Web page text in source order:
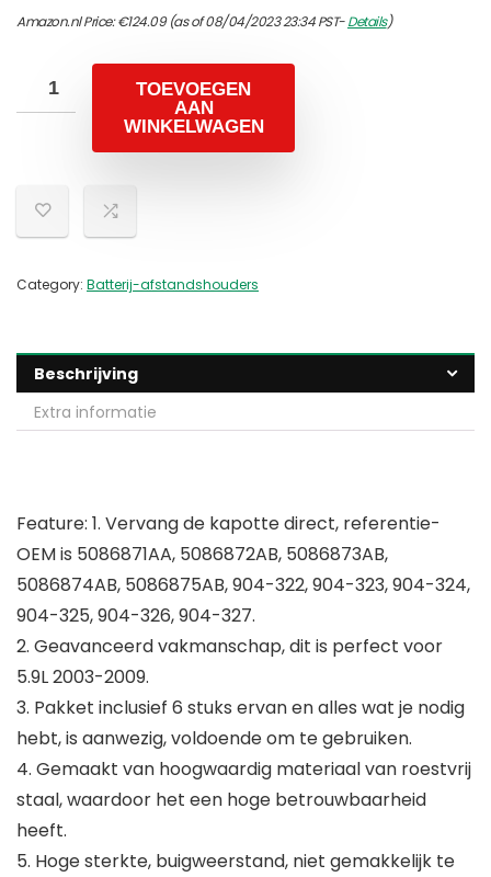
Amazon.nl Price:€124.09(as of 08/04/2023 23:34 PST-Details)
TOEVOEGEN
AAN
WINKELWAGEN
Category: Batterij-afstandshouders
Beschrijving
Extra informatie
Feature: 1. Vervang de kapotte direct, referentie-
OEM is 5086871AA, 5086872AB, 5086873AB,
5086874AB, 5086875AB, 904-322, 904-323, 904-324,
904-325, 904-326, 904-327.
2. Geavanceerd vakmanschap, dit is perfect voor
5.9L 2003-2009.
3. Pakket inclusief 6 stuks ervan en alles wat je nodig
hebt, is aanwezig, voldoende om te gebruiken.
4. Gemaakt van hoogwaardig materiaal van roestvrij
staal, waardoor het een hoge betrouwbaarheid
heeft.
5. Hoge sterkte, buigweerstand, niet gemakkelijk te